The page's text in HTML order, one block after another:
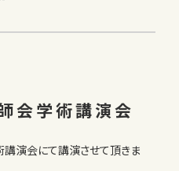
会学術講演会
演会にて講演させて頂きま